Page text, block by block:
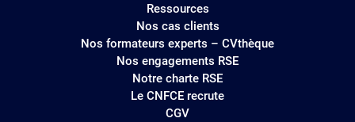
Ressources
Nos cas clients
Nos formateurs experts – CVthèque
Nos engagements RSE
Notre charte RSE
Le CNFCE recrute
CGV